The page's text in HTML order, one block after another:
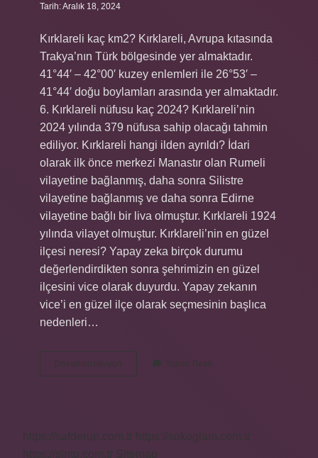
Tarih: Aralık 18, 2024
Kırklareli kaç km2? Kırklareli, Avrupa kıtasında
Trakya’nın Türk bölgesinde yer almaktadır.
41°44′ – 42°00′ kuzey enlemleri ile 26°53′ –
41°44′ doğu boylamları arasında yer almaktadır.
6. Kırklareli nüfusu kaç 2024? Kırklareli’nin
2024 yılında 379 nüfusa sahip olacağı tahmin
ediliyor. Kırklareli hangi ilden ayrıldı? İdari
olarak ilk önce merkezi Manastır olan Rumeli
vilayetine bağlanmış, daha sonra Silistre
vilayetine bağlanmış ve daha sonra Edirne
vilayetine bağlı bir liva olmuştur. Kırklareli 1924
yılında vilayet olmuştur. Kırklareli’nin en güzel
ilçesi neresi? Yapay zeka birçok durumu
değerlendirdikten sonra şehrimizin en güzel
ilçesini vice olarak duyurdu. Yapay zekanın
vice’i en güzel ilçe olarak seçmesinin başlıca
nedenleri…
Devamını okuyun
Kırklareli
Ne
Yorum Bırak
https://safderun.com.tr
https://sokoglam.com.tr
https://sinto.com.tr
Sitemap